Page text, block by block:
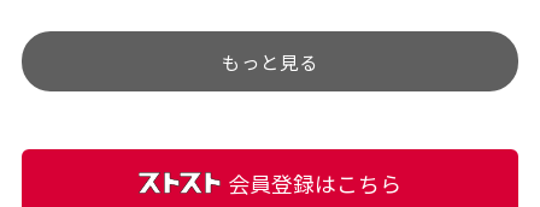
す。
うぐらい目立つことなく綺
麗な商品でお安く購入でき
もっと見る
会員登録はこちら